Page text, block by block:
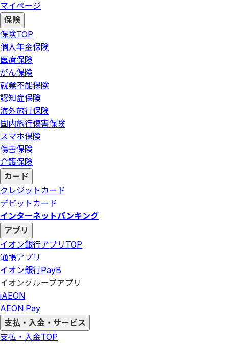
マイページ
保険
保険TOP
個人年金保険
医療保険
がん保険
就業不能保険
認知症保険
海外旅行保険
国内旅行傷害保険
スマホ保険
傷害保険
介護保険
カード
クレジットカード
デビットカード
インターネットバンキング
アプリ
イオン銀行アプリ TOP
通帳アプリ
イオン銀行PayB
イオングループアプリ
iAEON
AEON Pay
支払・入金・サービス
支払・入金TOP